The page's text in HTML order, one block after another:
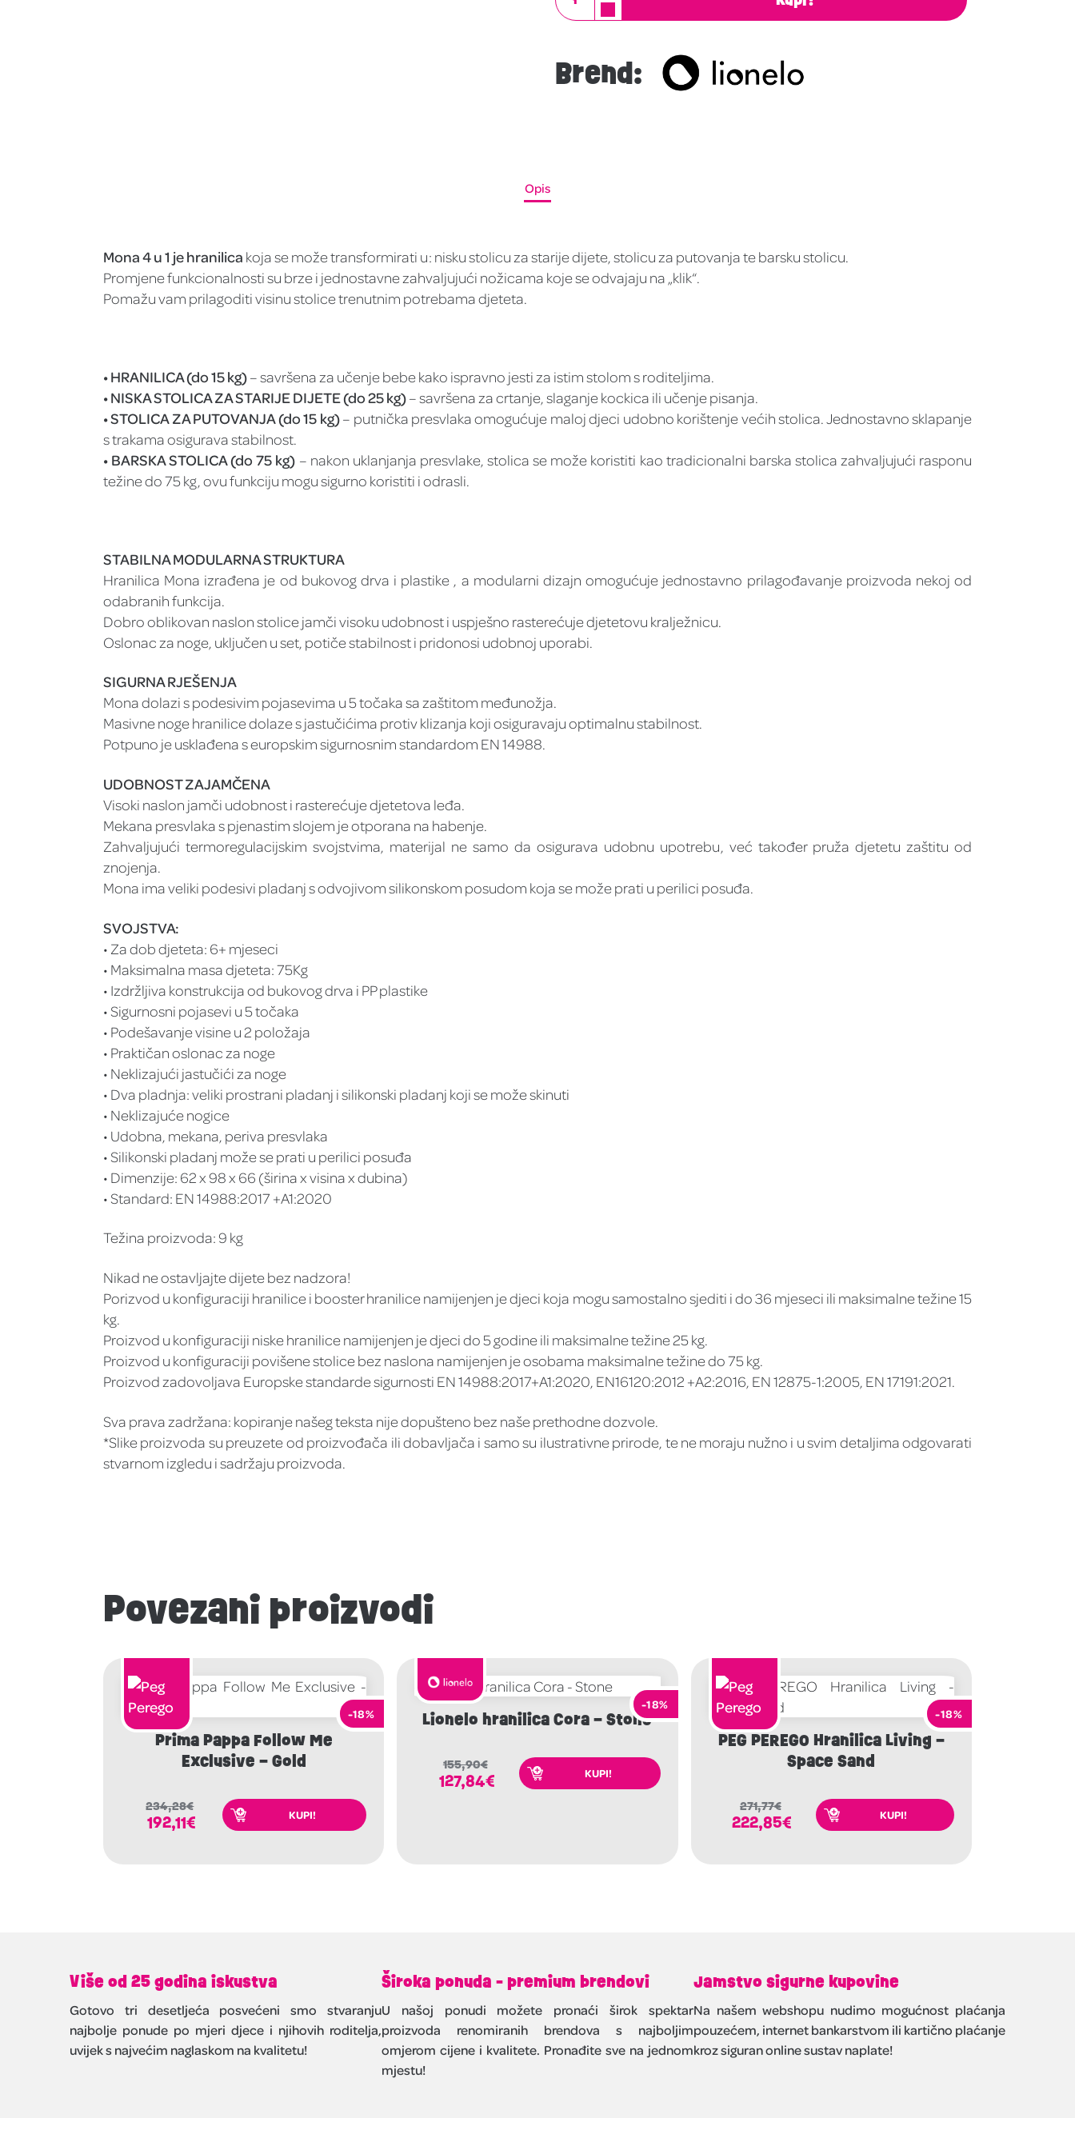
Brend:
Opis
Mona 4 u 1 je hranilica koja se može transformirati u: nisku stolicu za starije dijete, stolicu za putovanja te barsku stolicu.
Promjene funkcionalnosti su brze i jednostavne zahvaljujući nožicama koje se odvajaju na „klik“.
Pomažu vam prilagoditi visinu stolice trenutnim potrebama djeteta.
• HRANILICA (do 15 kg)– savršena za učenje bebe kako ispravno jesti za istim stolom s roditeljima.
• NISKA STOLICA ZA STARIJE DIJETE (do 25 kg)– savršena za crtanje, slaganje kockica ili učenje pisanja.
• STOLICA ZA PUTOVANJA (do 15 kg)– putnička presvlaka omogućuje maloj djeci udobno korištenje većih stolica. Jednostavno sklapanje
s trakama osigurava stabilnost.
• BARSKA STOLICA (do 75 kg) – nakon uklanjanja presvlake, stolica se može koristiti kao tradicionalni barska stolica zahvaljujući rasponu
težine do 75 kg, ovu funkciju mogu sigurno koristiti i odrasli.
STABILNA MODULARNA STRUKTURA
Hranilica Mona izrađena je od bukovog drva i plastike , a modularni dizajn omogućuje jednostavno prilagođavanje proizvoda nekoj od
odabranih funkcija.
Dobro oblikovan naslon stolice jamči visoku udobnost i uspješno rasterećuje djetetovu kralježnicu.
Oslonac za noge, uključen u set, potiče stabilnost i pridonosi udobnoj uporabi.
SIGURNA RJEŠENJA
Mona dolazi s podesivim pojasevima u 5 točaka sa zaštitom međunožja.
Masivne noge hranilice dolaze s jastučićima protiv klizanja koji osiguravaju optimalnu stabilnost.
Potpuno je usklađena s europskim sigurnosnim standardom EN 14988.
UDOBNOST ZAJAMČENA
Visoki naslon jamči udobnost i rasterećuje djetetova leđa.
Mekana presvlaka s pjenastim slojem je otporana na habenje.
Zahvaljujući termoregulacijskim svojstvima, materijal ne samo da osigurava udobnu upotrebu, već također pruža djetetu zaštitu od
znojenja.
Mona ima veliki podesivi pladanj s odvojivom silikonskom posudom koja se može prati u perilici posuđa.
SVOJSTVA:
• Za dob djeteta: 6+ mjeseci
• Maksimalna masa djeteta: 75Kg
• Izdržljiva konstrukcija od bukovog drva i PP plastike
• Sigurnosni pojasevi u 5 točaka
• Podešavanje visine u 2 položaja
• Praktičan oslonac za noge
• Neklizajući jastučići za noge
• Dva pladnja: veliki prostrani pladanj i silikonski pladanj koji se može skinuti
• Neklizajuće nogice
• Udobna, mekana, periva presvlaka
• Silikonski pladanj može se prati u perilici posuđa
• Dimenzije: 62 x 98 x 66 (širina x visina x dubina)
• Standard: EN 14988:2017 +A1:2020
Težina proizvoda: 9 kg
Nikad ne ostavljajte dijete bez nadzora!
Porizvod u konfiguraciji hranilice i booster hranilice namijenjen je djeci koja mogu samostalno sjediti i do 36 mjeseci ili maksimalne težine 15
kg.
Proizvod u konfiguraciji niske hranilice namijenjen je djeci do 5 godine ili maksimalne težine 25 kg.
Proizvod u konfiguraciji povišene stolice bez naslona namijenjen je osobama maksimalne težine do 75 kg.
Proizvod zadovoljava Europske standarde sigurnosti EN 14988:2017+A1:2020, EN16120:2012 +A2:2016, EN 12875-1:2005, EN 17191:2021.
Sva prava zadržana: kopiranje našeg teksta nije dopušteno bez naše prethodne dozvole.
*Slike proizvoda su preuzete od proizvođača ili dobavljača i samo su ilustrativne prirode, te ne moraju nužno i u svim detaljima odgovarati
stvarnom izgledu i sadržaju proizvoda.
Povezani proizvodi
-18%
Prima Pappa Follow Me
Exclusive – Gold
234,28€
192,11€ KUPI!
-18%
Lionelo hranilica Cora – Stone
155,90€
127,84€ KUPI!
-18%
PEG PEREGO Hranilica Living –
Space Sand
271,77€
222,85€ KUPI!
Više od 25 godina iskustva
Gotovo tri desetljeća posvećeni smo stvaranju
najbolje ponude po mjeri djece i njihovih roditelja,
uvijek s najvećim naglaskom na kvalitetu!
Široka ponuda - premium brendovi
U našoj ponudi možete pronaći širok spektar
proizvoda renomiranih brendova s najboljim
omjerom cijene i kvalitete. Pronađite sve na jednom
mjestu!
Jamstvo sigurne kupovine
Na našem webshopu nudimo mogućnost plaćanja
pouzećem, internet bankarstvom ili kartično plaćanje
kroz siguran online sustav naplate!